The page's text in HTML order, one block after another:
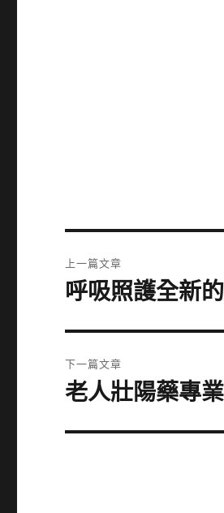
章
上一篇文章
上
篇
文
章:
呼吸照護全新
下一篇文章
下
篇
老人壯陽藥專